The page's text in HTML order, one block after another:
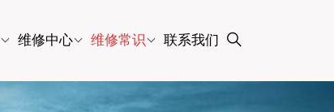
维修中心 维修常识 联系我们